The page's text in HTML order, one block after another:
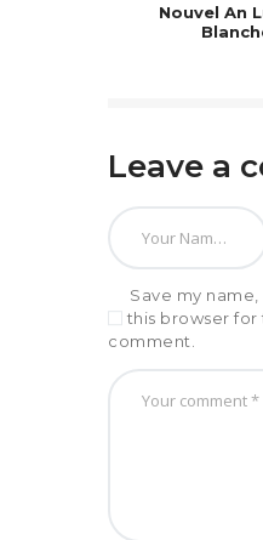
Nouvel An
Leave a
Save my
in this browser
comment.